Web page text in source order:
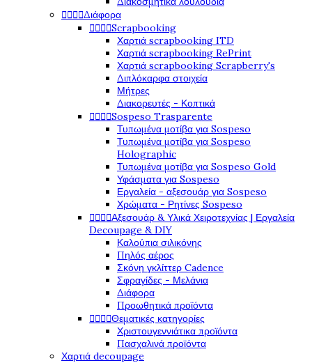
Διάφορα
Scrapbooking
Χαρτιά scrapbooking ITD
Χαρτιά scrapbooking RePrint
Χαρτιά scrapbooking Scrapberry's
Διπλόκαρφα στοιχεία
Μήτρες
Διακορευτές - Κοπτικά
Sospeso Trasparente
Τυπωμένα μοτίβα για Sospeso
Τυπωμένα μοτίβα για Sospeso
Holographic
Τυπωμένα μοτίβα για Sospeso Gold
Υφάσματα για Sospeso
Εργαλεία - αξεσουάρ για Sospeso
Χρώματα - Ρητίνες Sospeso
Αξεσουάρ & Υλικά Χειροτεχνίας | Εργαλεία
Decoupage & DIY
Καλούπια σιλικόνης
Πηλός αέρος
Σκόνη γκλίττερ Cadence
Σφραγίδες - Μελάνια
Διάφορα
Προωθητικά προϊόντα
Θεματικές κατηγορίες
Χριστουγεννιάτικα προϊόντα
Πασχαλινά προϊόντα
Χαρτιά decoupage